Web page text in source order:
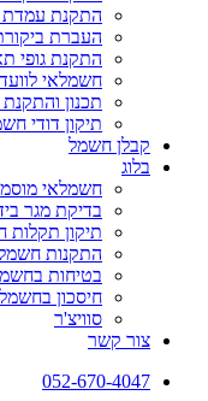
התקנת עמדת
העברת
התקנת גופי
חשמלאי
תכנון
תיקון דודי
קבלן חשמל
בלוג
חשמלאי
בדיקת מגר
תיקון תקלות
התקנות
בטיחות
חיסכון בחשמל
סוויצ'ר
צור קשר
052-670-4047